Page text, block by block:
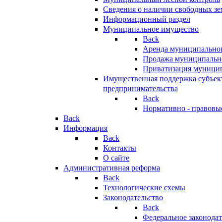
Сведения о наличии свободных
Информационный раздел
Муниципальное имущество
Back
Аренда
Продажа
Приватизация
Имущественная поддержка
предпринимательства
Back
Нормативно -
Back
Информация
Back
Контакты
О сайте
Административная реформа
Back
Технологические схемы
Законодательство
Back
Федеральное